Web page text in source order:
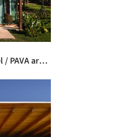
Nachan, o Pátio Antigo Hotel / PAVA architects